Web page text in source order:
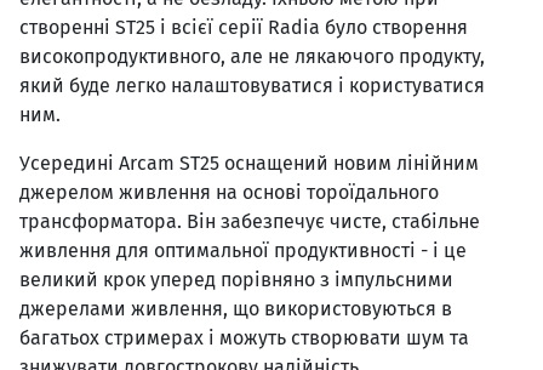
створенні ST25 і всієї серії Radia було створення
високопродуктивного, але не лякаючого продукту,
який буде легко налаштовуватися і користуватися
ним.
Усередині Arcam ST25 оснащений новим лінійним
джерелом живлення на основі тороїдального
трансформатора. Він забезпечує чисте, стабільне
живлення для оптимальної продуктивності - і це
великий крок уперед порівняно з імпульсними
джерелами живлення, що використовуються в
багатьох стримерах і можуть створювати шум та